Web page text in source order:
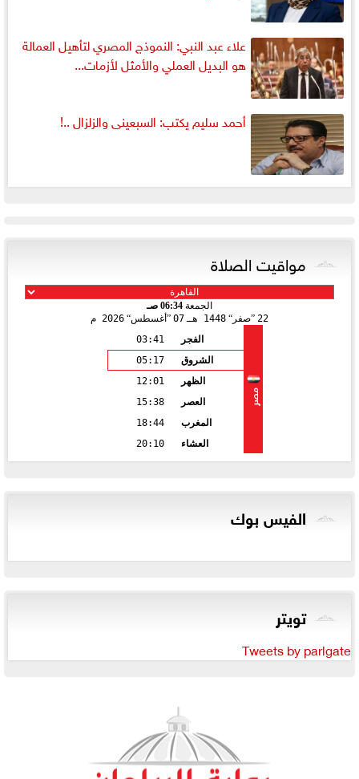
علاء عبد النبي: النموذج المصري لتأهيل العمالة
هو البديل العملي والأمثل لأزمات...
أحمد سليم يكتب: السبعينى والزلزال ..!
مواقيت الصلاة
الجمعة 06:34 صـ
22 صفر 1448 هـ 07 أغسطس 2026 م
مصر
الفجر
03:41
الشروق
05:17
الظهر
12:01
العصر
15:38
المغرب
18:44
العشاء
20:10
الفيس بوك
تويتر
Tweets by parlgate